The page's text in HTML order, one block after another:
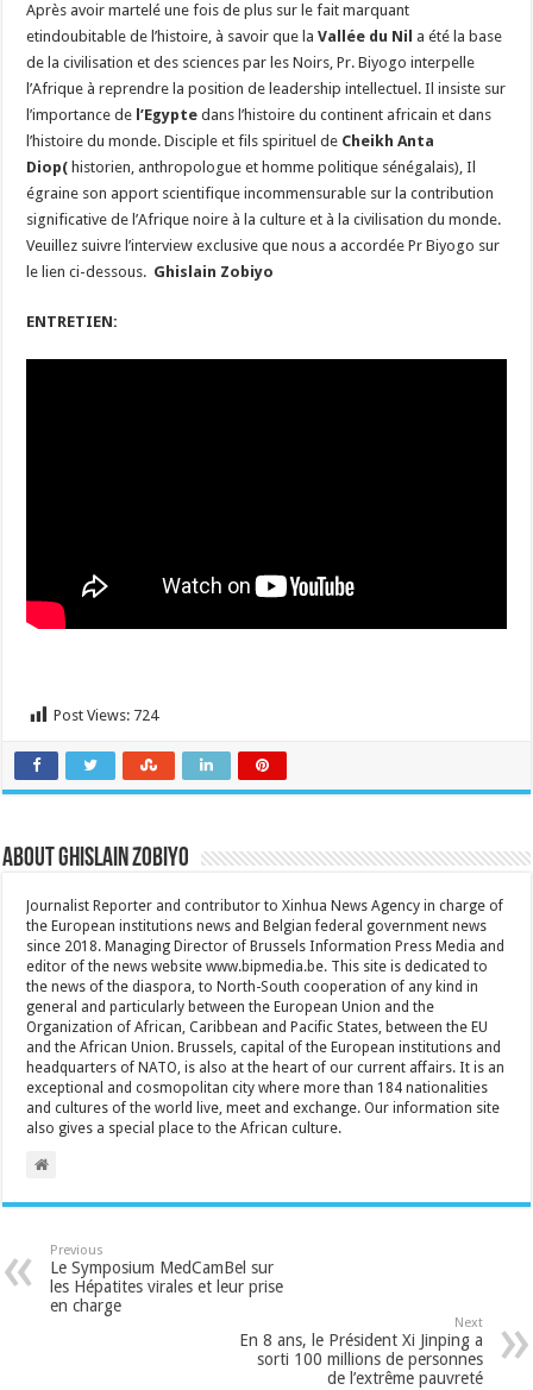
Grégoire
Biyogo
Après avoir martelé une fois de plus sur le fait marquant
etindoubitable de l’histoire, à savoir que laVallée du Nil a été la base
de la civilisation et des sciences par les Noirs, Pr. Biyogo interpelle
l’Afrique à reprendre la position de leadership intellectuel. Il insiste sur
l’importance de l’Egypte dans l’histoire du continent africain et dans
l’histoire du monde. Disciple et fils spirituel de Cheikh Anta
Diop( historien, anthropologue et homme politique sénégalais), Il
égraine son apport scientifique incommensurable sur la contribution
significative de l’Afrique noire à la culture et à la civilisation du monde.
Veuillez suivre l’interview exclusive que nous a accordée Pr Biyogo sur
le lien ci-dessous. Ghislain Zobiyo
ENTRETIEN:
Post Views: 724
About Ghislain Zobiyo
Journalist Reporter and contributor to Xinhua News Agency in charge of
the European institutions news and Belgian federal government news
since 2018. Managing Director of Brussels Information Press Media and
editor of the news website www.bipmedia.be. This site is dedicated to
the news of the diaspora, to North-South cooperation of any kind in
general and particularly between the European Union and the
Organization of African, Caribbean and Pacific States, between the EU
and the African Union. Brussels, capital of the European institutions and
headquarters of NATO, is also at the heart of our current affairs. It is an
exceptional and cosmopolitan city where more than 184 nationalities
and cultures of the world live, meet and exchange. Our information site
also gives a special place to the African culture.
Previous
Le Symposium MedCamBel sur
les Hépatites virales et leur prise
en charge
Next
En 8 ans, le Président Xi Jinping a
sorti 100 millions de personnes
de l’extrême pauvreté